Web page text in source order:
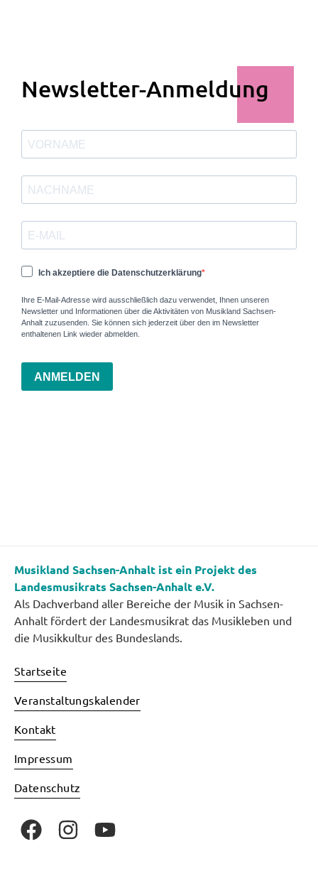
Newsletter-Anmeldung
Ich akzeptiere die Datenschutzerklärung
Ihre E-Mail-Adresse wird ausschließlich dazu verwendet, Ihnen unseren
Newsletter und Informationen über die Aktivitäten von Musikland Sachsen-
Anhalt zuzusenden. Sie können sich jederzeit über den im Newsletter
enthaltenen Link wieder abmelden.
ANMELDEN
Musikland Sachsen-Anhalt ist ein Projekt des
Landesmusikrats Sachsen-Anhalt e.V.
Als Dachverband aller Bereiche der Musik in Sachsen-
Anhalt fördert der Landesmusikrat das Musikleben und
die Musikkultur des Bundeslands.
Startseite
Veranstaltungskalender
Kontakt
Impressum
Datenschutz